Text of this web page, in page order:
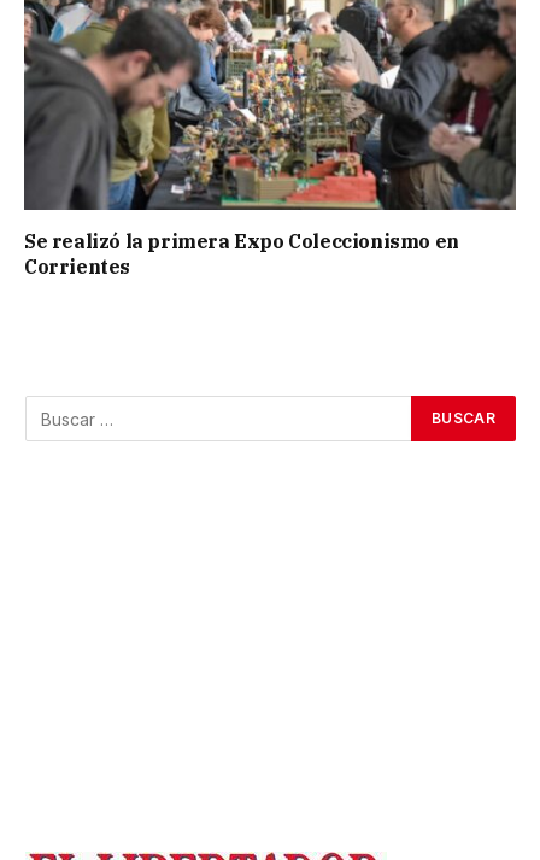
Se realizó la primera Expo Coleccionismo en
Corrientes